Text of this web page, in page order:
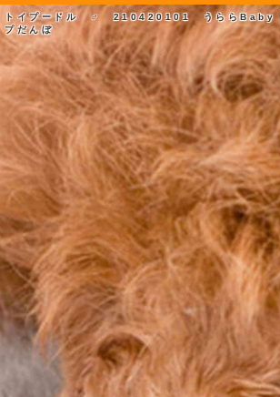
トイプードル ♂ 210420101 うららBaby |
プだんぼ